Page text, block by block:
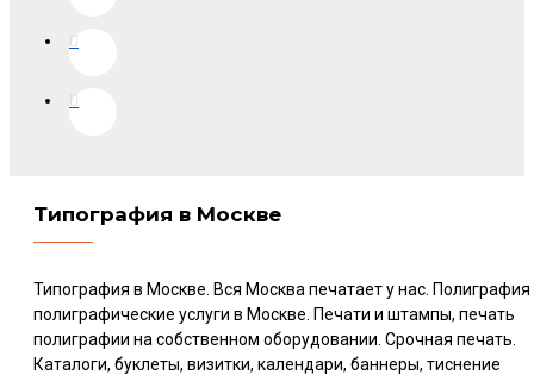
Типография в Москве
Типография в Москве. Вся Москва печатает у нас. Полиграфия
полиграфические услуги в Москве. Печати и штампы, печать
полиграфии на собственном оборудовании. Срочная печать.
Каталоги, буклеты, визитки, календари, баннеры, тиснение